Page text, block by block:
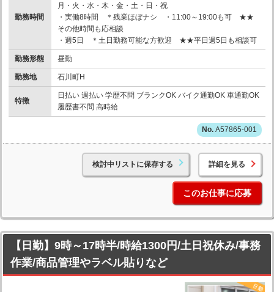
勤務時間
月・火・水・木・金・土・日・祝
・実働8時間 ＊残業ほぼナシ ・11:00～19:00も可 ★★
その他時間も応相談
・週5日 ＊土日勤務可能な方歓迎 ★★平日週5日も相談可
勤務形態 昼勤
勤務地 石川町H
特徴
日払い 週払い 学歴不問 ブランクOK バイク通勤OK 車通勤OK
履歴書不問 高時給
A57865-001
検討中リストに保存する 詳細を見る
このお仕事に応募
【日勤】9時～17時半/時給1300円/土日祝休み/事務
作業/商品管理やラベル貼りなど